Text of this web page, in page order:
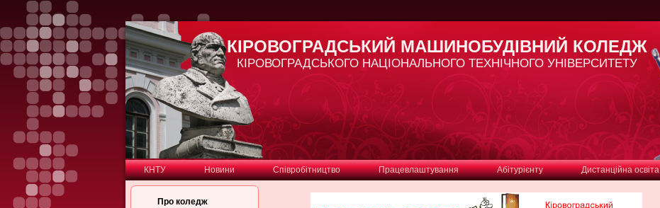
КІРОВОГРАДСЬКИЙ МАШИНОБУДІВНИЙ КОЛЕДЖ
КІРОВОГРАДСЬКОГО НАЦІОНАЛЬНОГО ТЕХНІЧНОГО УНІВЕРСИТЕТУ
КНТУ Новини Співробітництво Працевлаштування Абітурієнту Дистанційна освіта
Про коледж